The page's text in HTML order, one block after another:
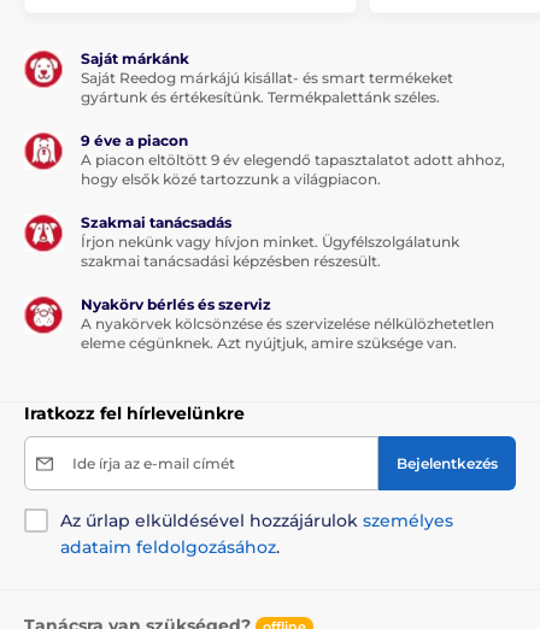
Mindkét modell alapvető funkciói:kiképzés(statikus
stimuláció) +ugatás ellenőrzése. Mindkettő a
kutya aktivitásának állapotát.
A fő különbség, hogy a
T800 Plus az elvesztés elleni
figyelmeztetésre fókuszál
ereje gyengül vagy megszakad (a kutya túl messzire
megy), az adókészülék sípol, hogy figyelmeztessen. A
tervezve. Ha a kutya átlépi az előre beállított határt, a
vevőegység figyelmeztetést ad ki (hang, rezgés vagy
sokk), hogy megtanítsa a kutyát, hogy maradjon a
figyelmeztetést szeretnél, ha a kutya átlépi a beállított
Korrekció típusa
impulzusfunkcióvalrendelkezik. A
Saját márkánk
Saját Reedog márkájú kisállat- és smart termékeket
gyártunk és értékesítünk. Termékpalettánk széles.
9 éve a piacon
A piacon eltöltött 9 év elegendő tapasztalatot adott ahhoz,
hogy elsők közé tartozzunk a világpiacon.
Szakmai tanácsadás
Írjon nekünk vagy hívjon minket. Ügyfélszolgálatunk
szakmai tanácsadási képzésben részesült.
Nyakörv bérlés és szerviz
A nyakörvek kölcsönzése és szervizelése nélkülözhetetlen
eleme cégünknek. Azt nyújtjuk, amire szüksége van.
Iratkozz fel hírlevelünkre
Ide írja az e-mail címét Bejelentkezés
Az űrlap elküldésével hozzájárulok személyes
adataim feldolgozásához.